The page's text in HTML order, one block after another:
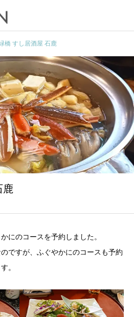
橋 すし居酒屋 石鹿
鹿
にのコースを予約しました。
ですが、ふぐやかにのコースも予約
。